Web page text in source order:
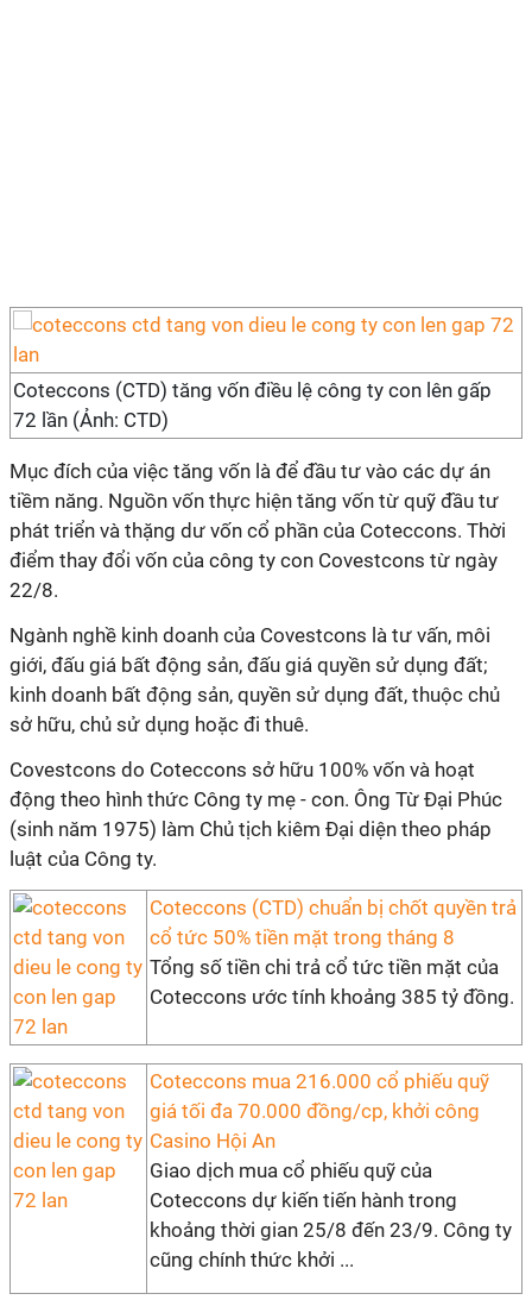
Coteccons (CTD) tăng vốn điều lệ công ty con lên gấp
72 lần (Ảnh: CTD)
Mục đích của việc tăng vốn là để đầu tư vào các dự án
tiềm năng. Nguồn vốn thực hiện tăng vốn từ quỹ đầu tư
phát triển và thặng dư vốn cổ phần của Coteccons. Thời
điểm thay đổi vốn của công ty con Covestcons từ ngày
22/8.
Ngành nghề kinh doanh của Covestcons là tư vấn, môi
giới, đấu giá bất động sản, đấu giá quyền sử dụng đất;
kinh doanh bất động sản, quyền sử dụng đất, thuộc chủ
sở hữu, chủ sử dụng hoặc đi thuê.
Covestcons do Coteccons sở hữu 100% vốn và hoạt
động theo hình thức Công ty mẹ - con. Ông Từ Đại Phúc
(sinh năm 1975) làm Chủ tịch kiêm Đại diện theo pháp
luật của Công ty.
Coteccons (CTD) chuẩn bị chốt quyền trả
cổ tức 50% tiền mặt trong tháng 8
Tổng số tiền chi trả cổ tức tiền mặt của
Coteccons ước tính khoảng 385 tỷ đồng.
Coteccons mua 216.000 cổ phiếu quỹ
giá tối đa 70.000 đồng/cp, khởi công
Casino Hội An
Giao dịch mua cổ phiếu quỹ của
Coteccons dự kiến tiến hành trong
khoảng thời gian 25/8 đến 23/9. Công ty
cũng chính thức khởi ...